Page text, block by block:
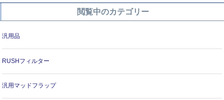
閲覧中のカテゴリー
汎用品
RUSHフィルター
汎用マッドフラップ